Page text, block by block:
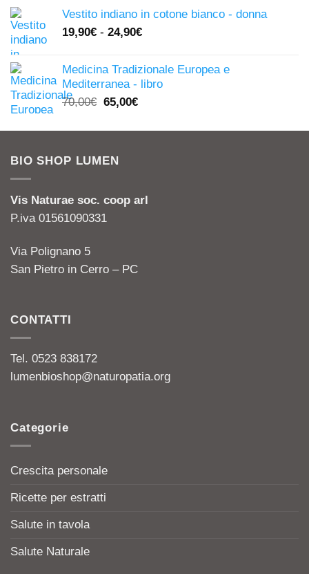
originale
era:
attuale
è:
Vestito indiano in cotone bianco - donna
19,90€ - 24,90€
Medicina Tradizionale Europea e
Mediterranea - libro
70,00€ Il
originale
70,00€.
65,00€Il
attuale
BIO SHOP LUMEN
Vis Naturae soc. coop arl
P.iva 01561090331
Via Polignano 5
San Pietro in Cerro – PC
CONTATTI
Tel. 0523 838172
lumenbioshop@naturopatia.org
Categorie
Crescita personale
Ricette per estratti
Salute in tavola
Salute Naturale